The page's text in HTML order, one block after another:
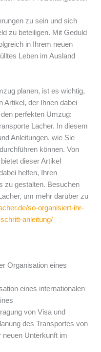
zu sein und sich
zu beteiligen. Mit Geduld
in Ihrem neuen
Leben im Ausland
planen, ist es wichtig,
Artikel, der Ihnen dabei
perfekten Umzug:
Lacher. In diesem
Anleitungen, wie Sie
können. Von
dieser Artikel
helfen, Ihren
zu gestalten. Besuchen
um mehr darüber zu
so-organisiert-ihr-
anleitung/
Organisation eines
eines internationalen
von Visa und
des Transportes von
neuen Unterkunft im